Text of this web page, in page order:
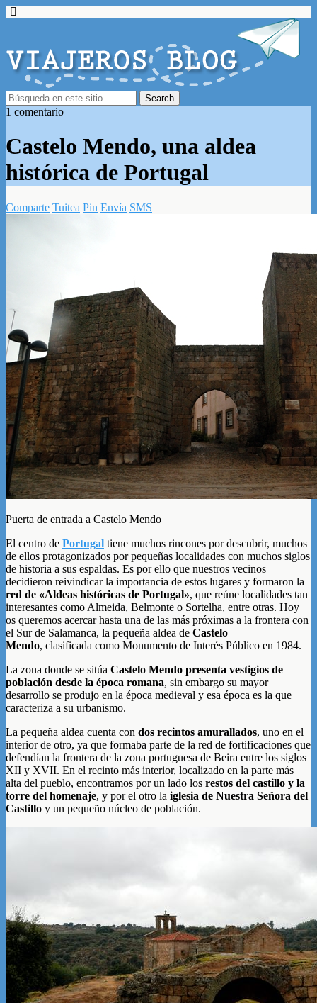
1 comentario
Castelo Mendo, una aldea
histórica de Portugal
Comparte Tuitea Pin Envía SMS
Puerta de entrada a Castelo Mendo
El centro de Portugal tiene muchos rincones por descubrir, muchos
de ellos protagonizados por pequeñas localidades con muchos siglos
de historia a sus espaldas. Es por ello que nuestros vecinos
decidieron reivindicar la importancia de estos lugares y formaron la
red de «Aldeas históricas de Portugal», que reúne localidades tan
interesantes como Almeida, Belmonte o Sortelha, entre otras. Hoy
os queremos acercar hasta una de las más próximas a la frontera con
el Sur de Salamanca, la pequeña aldea de Castelo
Mendo, clasificada como Monumento de Interés Público en 1984.
La zona donde se sitúa Castelo Mendo presenta vestigios de
población desde la época romana, sin embargo su mayor
desarrollo se produjo en la época medieval y esa época es la que
caracteriza a su urbanismo.
La pequeña aldea cuenta con dos recintos amurallados, uno en el
interior de otro, ya que formaba parte de la red de fortificaciones que
defendían la frontera de la zona portuguesa de Beira entre los siglos
XII y XVII. En el recinto más interior, localizado en la parte más
alta del pueblo, encontramos por un lado los restos del castillo y la
torre del homenaje, y por el otro la iglesia de Nuestra Señora del
Castillo y un pequeño núcleo de población.